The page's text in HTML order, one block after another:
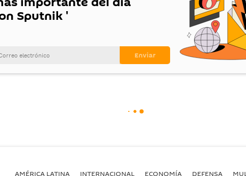
Sputnik '
AMÉRICA LATINA INTERNACIONAL ECONOMÍA DEFENSA